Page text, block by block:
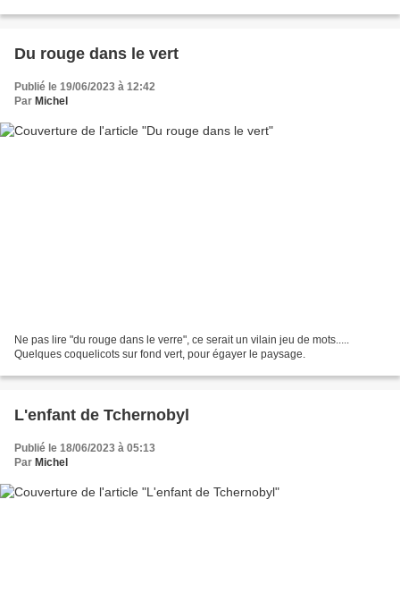
Du rouge dans le vert
Publié le 19/06/2023 à 12:42
Par Michel
Ne pas lire "du rouge dans le verre", ce serait un vilain jeu de mots.....
Quelques coquelicots sur fond vert, pour égayer le paysage.
L'enfant de Tchernobyl
Publié le 18/06/2023 à 05:13
Par Michel